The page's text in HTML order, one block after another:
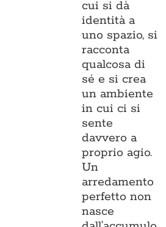
cui si dà
identità a
uno spazio, si
racconta
qualcosa di
sé e si crea
un ambiente
in cui ci si
sente
davvero a
proprio agio.
Un
arredamento
perfetto non
nasce